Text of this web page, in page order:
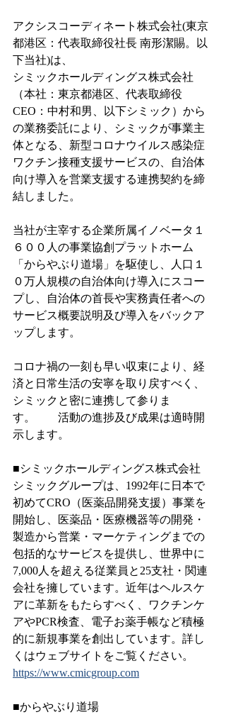
アクシスコーディネート株式会社(東京
都港区：代表取締役社長 南形潔賜。以
下当社)は、
シミックホールディングス株式会社
（本社：東京都港区、代表取締役
CEO：中村和男、以下シミック）から
の業務委託により、シミックが事業主
体となる、新型コロナウイルス感染症
ワクチン接種支援サービスの、自治体
向け導入を営業支援する連携契約を締
結しました。
当社が主宰する企業所属イノベータ１
６００人の事業協創プラットホーム
「からやぶり道場」を駆使し、人口１
０万人規模の自治体向け導入にスコー
プし、自治体の首長や実務責任者への
サービス概要説明及び導入をバックア
ップします。
コロナ禍の一刻も早い収束により、経
済と日常生活の安寧を取り戻すべく、
シミックと密に連携して参りま
す。　　活動の進捗及び成果は適時開
示します。
■シミックホールディングス株式会社
シミックグループは、1992年に日本で
初めてCRO（医薬品開発支援）事業を
開始し、医薬品・医療機器等の開発・
製造から営業・マーケティングまでの
包括的なサービスを提供し、世界中に
7,000人を超える従業員と25支社・関連
会社を擁しています。近年はヘルスケ
アに革新をもたらすべく、ワクチンケ
アやPCR検査、電子お薬手帳など積極
的に新規事業を創出しています。詳し
くはウェブサイトをご覧ください。
https://www.cmicgroup.com
■からやぶり道場